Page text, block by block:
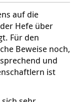
auf die
Hefe über
Für den
Beweise noch,
und
ist